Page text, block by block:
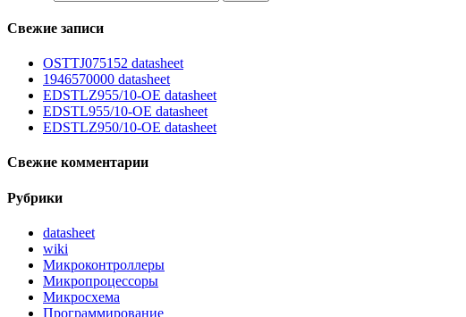
Свежие записи
OSTTJ075152 datasheet
1946570000 datasheet
EDSTLZ955/10-OE datasheet
EDSTL955/10-OE datasheet
EDSTLZ950/10-OE datasheet
Свежие комментарии
Рубрики
datasheet
wiki
Микроконтроллеры
Микропроцессоры
Микросхема
Программирование